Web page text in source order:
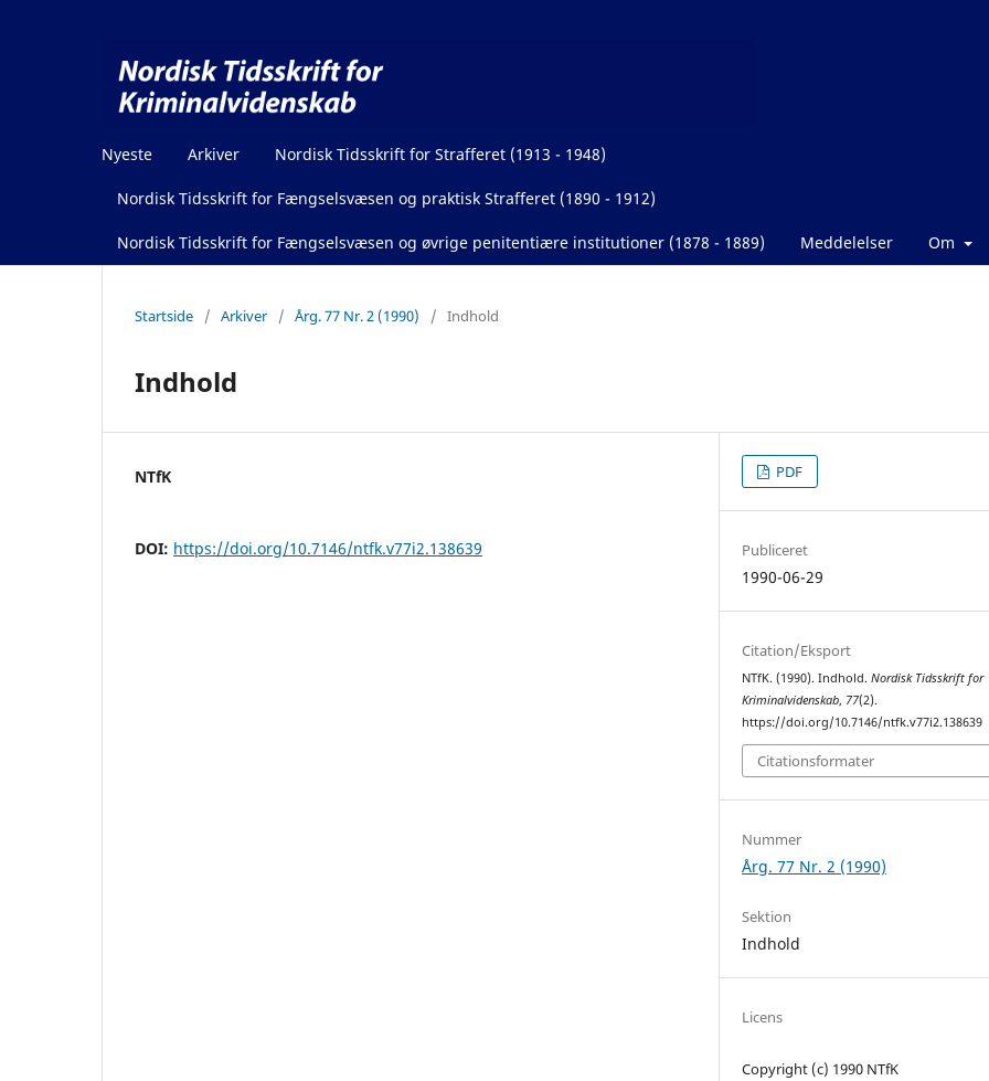
Nyeste Arkiver Nordisk Tidsskrift for Strafferet (1913 - 1948)
Nordisk Tidsskrift for Fængselsvæsen og praktisk Strafferet (1890 - 1912)
Nordisk Tidsskrift for Fængselsvæsen og øvrige penitentiære institutioner (1878 - 1889) Meddelelser Om
Startside / Arkiver / Årg. 77 Nr. 2 (1990) / Indhold
Indhold
NTfK
DOI: https://doi.org/10.7146/ntfk.v77i2.138639
PDF
Publiceret
1990-06-29
Citation/Eksport
NTfK. (1990). Indhold.Nordisk Tidsskrift for
Kriminalvidenskab, 77(2).
https://doi.org/10.7146/ntfk.v77i2.138639
Citationsformater
Nummer
Årg. 77 Nr. 2 (1990)
Sektion
Indhold
Licens
Copyright (c) 1990 NTfK